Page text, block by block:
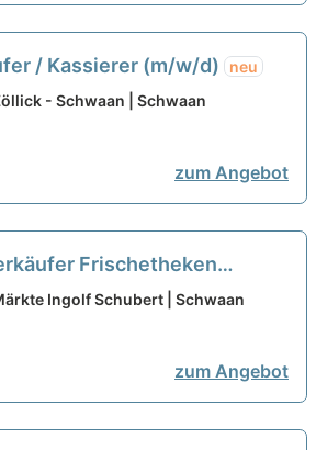
/ Kassierer (m/w/d)
neu
- Schwaan | Schwaan
zum Angebot
Frischetheken
- Frischespezialist neu
Ingolf Schubert | Schwaan
zum Angebot